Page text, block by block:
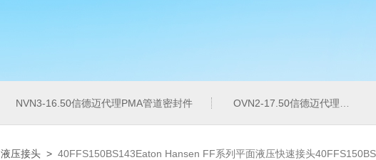
NVN3-16.50信德迈代理PMA管道密封件 OVN2-17.50信德迈代理PMA导管夹
液压接头 > 40FFS150BS143Eaton Hansen FF系列平面液压快速接头